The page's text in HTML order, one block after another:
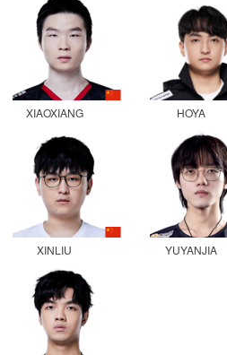
XIAOXIANG HOYA
XINLIU YUYANJIA